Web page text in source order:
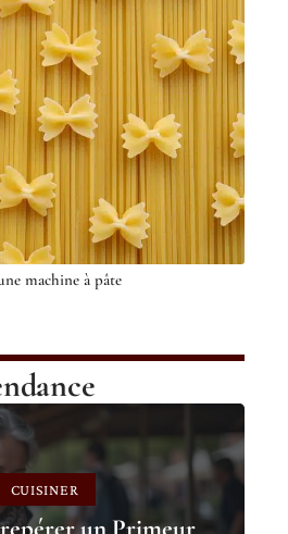
machine à pâte
CUISINER